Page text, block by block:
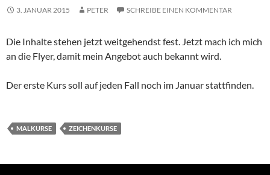
3. JANUAR 2015 PETER SCHREIBE EINEN KOMMENTAR
Die Inhalte stehen jetzt weitgehendst fest. Jetzt mach ich mich
an die Flyer, damit mein Angebot auch bekannt wird.
Der erste Kurs soll auf jeden Fall noch im Januar stattfinden.
MALKURSE ZEICHENKURSE